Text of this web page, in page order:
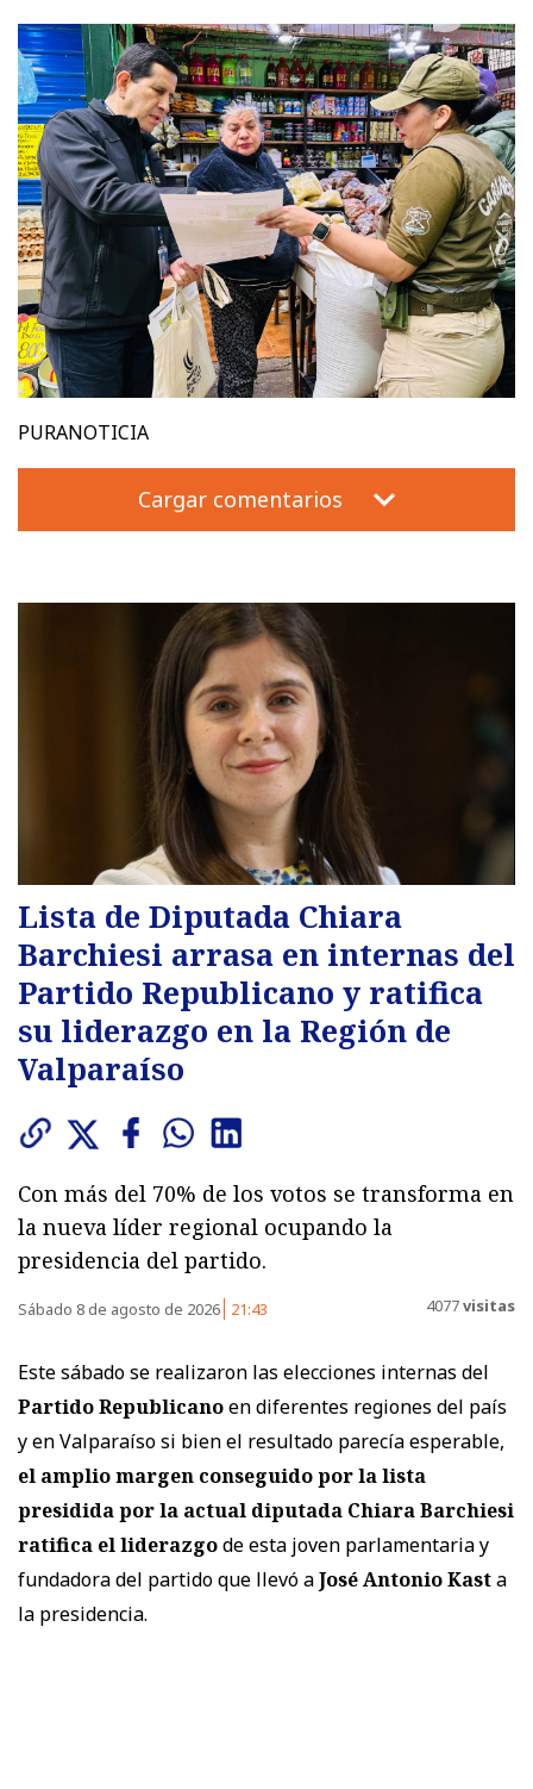
PURANOTICIA
Cargar comentarios
Lista de Diputada Chiara
Barchiesi arrasa en internas del
Partido Republicano y ratifica
su liderazgo en la Región de
Valparaíso
Con más del 70% de los votos se transforma en
la nueva líder regional ocupando la
presidencia del partido.
Sábado 8 de agosto de 2026 21:43 4077visitas
Este sábado se realizaron las elecciones internas del
Partido Republicanoen diferentes regiones del país
y en Valparaíso si bien el resultado parecía esperable,
el amplio margen conseguido por la lista
presidida por la actual diputada Chiara Barchiesi
ratifica el liderazgode esta joven parlamentaria y
fundadora del partido que llevó aJosé Antonio Kasta
la presidencia.